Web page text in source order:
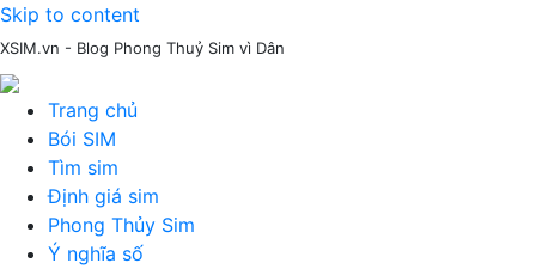
Skip to content
XSIM.vn - Blog Phong Thuỷ Sim vì Dân
Trang chủ
Bói SIM
Tìm sim
Định giá sim
Phong Thủy Sim
Ý nghĩa số